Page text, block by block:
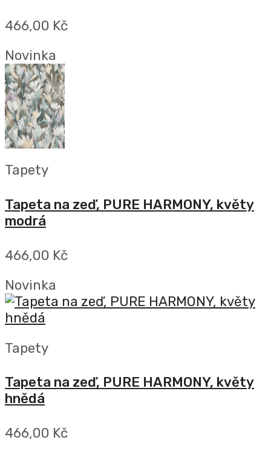
466,00 Kč
Novinka
Tapety
Tapeta na zeď, PURE HARMONY, květy
modrá
466,00 Kč
Novinka
Tapety
Tapeta na zeď, PURE HARMONY, květy
hnědá
466,00 Kč